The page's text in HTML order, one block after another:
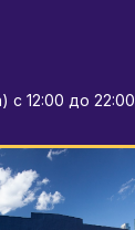
с 12:00 до 22:00